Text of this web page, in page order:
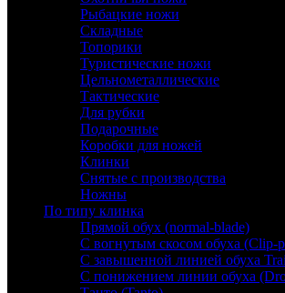
Рыбацкие ножи
Складные
Топорики
Туристические ножи
Цельнометаллические
Тактические
Для рубки
Подарочные
Коробки для ножей
Клинки
Снятые с производства
Ножны
По типу клинка
Прямой обух (normal-blade)
С вогнутым скосом обуха (Clip-
С завышенной линией обуха
С понижением линии обуха